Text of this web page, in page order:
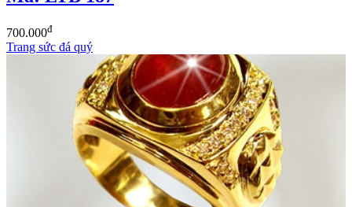
700.000đ
Trang sức đá quý